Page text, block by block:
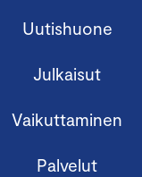
Uutishuone
Julkaisut
Vaikuttaminen
Palvelut